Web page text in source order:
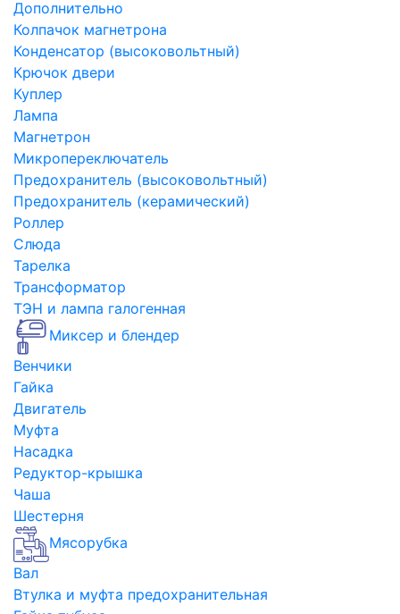
Дополнительно
Колпачок магнетрона
Конденсатор (высоковольтный)
Крючок двери
Куплер
Лампа
Магнетрон
Микропереключатель
Предохранитель (высоковольтный)
Предохранитель (керамический)
Роллер
Слюда
Тарелка
Трансформатор
ТЭН и лампа галогенная
Миксер и блендер
Венчики
Гайка
Двигатель
Муфта
Насадка
Редуктор-крышка
Чаша
Шестерня
Мясорубка
Вал
Втулка и муфта предохранительная